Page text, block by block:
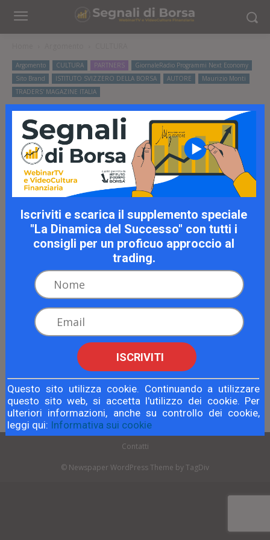
Argomento CULTURA PARTNERS
GiornaleRadio Programmi Next Economy
Sito Brand
ISTITUTO SVIZZERO DELLA BORSA AUTORE
Maurizio Monti
TRADERS' MAGAZINE ITALIA
Giornale Radio Next
Economy con Maurizio Monti
– 21.12.2023
Articolo precedente
Royal ed Élite: le differenze, i
profitti, la diversificazione
Articolo successivo
ForExpert: I Migliori Profitti
dalle Valute
Contatti
© Newspaper WordPress Theme by TagDiv
Iscriviti e scarica il supplemento speciale
"La Dinamica del Successo" con tutti i
consigli per un proficuo approccio al
trading.
ISCRIVITI
Questo sito utilizza cookie. Continuando a utilizzare
questo sito web, si accetta l'utilizzo dei cookie. Per
ulteriori informazioni, anche su controllo dei cookie,
leggi qui: Informativa sui cookie